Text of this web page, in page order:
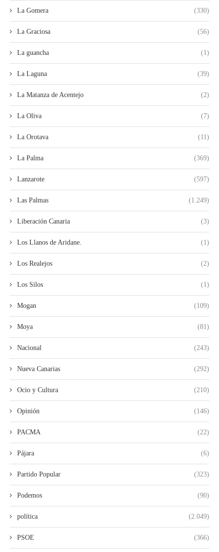
La Gomera (330)
La Graciosa (56)
La guancha (1)
La Laguna (39)
La Matanza de Acentejo (2)
La Oliva (7)
La Orotava (11)
La Palma (369)
Lanzarote (597)
Las Palmas (1.249)
Liberación Canaria (3)
Los Llanos de Aridane. (1)
Los Realejos (2)
Los Silos (1)
Mogan (109)
Moya (81)
Nacional (243)
Nueva Canarias (292)
Ocio y Cultura (210)
Opinión (146)
PACMA (22)
Pájara (6)
Partido Popular (323)
Podemos (90)
política (2.049)
PSOE (366)